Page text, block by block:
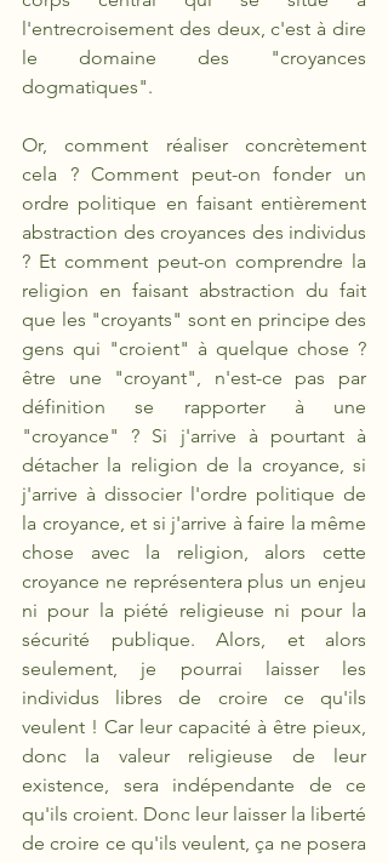
l'entrecroisement des deux, c'est à dire
le domaine des "croyances
dogmatiques".
Or, comment réaliser concrètement
cela ? Comment peut-on fonder un
ordre politique en faisant entièrement
abstraction des croyances des individus
? Et comment peut-on comprendre la
religion en faisant abstraction du fait
que les "croyants" sont en principe des
gens qui "croient" à quelque chose ?
être une "croyant", n'est-ce pas par
définition se rapporter à une
"croyance" ? Si j'arrive à pourtant à
détacher la religion de la croyance, si
j'arrive à dissocier l'ordre politique de
la croyance, et si j'arrive à faire la même
chose avec la religion, alors cette
croyance ne représentera plus un enjeu
ni pour la piété religieuse ni pour la
sécurité publique. Alors, et alors
seulement, je pourrai laisser les
individus libres de croire ce qu'ils
veulent ! Car leur capacité à être pieux,
donc la valeur religieuse de leur
existence, sera indépendante de ce
qu'ils croient. Donc leur laisser la liberté
de croire ce qu'ils veulent, ça ne posera